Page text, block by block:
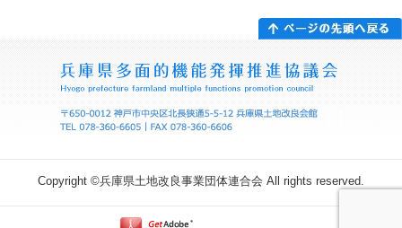
Copyright ©兵庫県土地改良事業団体連合会 All rights reserved.